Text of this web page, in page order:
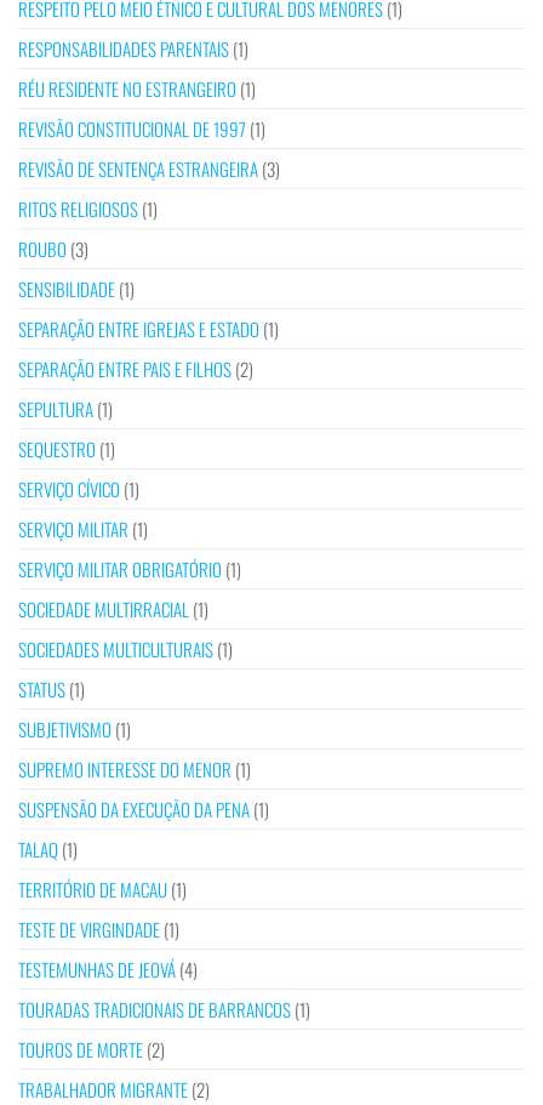
RESPEITO PELO MEIO ÉTNICO E CULTURAL DOS MENORES(1)
RESPONSABILIDADES PARENTAIS(1)
RÉU RESIDENTE NO ESTRANGEIRO (1)
REVISÃO CONSTITUCIONAL DE 1997 (1)
REVISÃO DE SENTENÇA ESTRANGEIRA(3)
RITOS RELIGIOSOS(1)
ROUBO (3)
SENSIBILIDADE(1)
SEPARAÇÃO ENTRE IGREJAS E ESTADO (1)
SEPARAÇÃO ENTRE PAIS E FILHOS(2)
SEPULTURA(1)
SEQUESTRO (1)
SERVIÇO CÍVICO (1)
SERVIÇO MILITAR (1)
SERVIÇO MILITAR OBRIGATÓRIO (1)
SOCIEDADE MULTIRRACIAL (1)
SOCIEDADES MULTICULTURAIS(1)
STATUS(1)
SUBJETIVISMO (1)
SUPREMO INTERESSE DO MENOR (1)
SUSPENSÃO DA EXECUÇÃO DA PENA(1)
TALAQ(1)
TERRITÓRIO DE MACAU(1)
TESTE DE VIRGINDADE(1)
TESTEMUNHAS DE JEOVÁ(4)
TOURADAS TRADICIONAIS DE BARRANCOS(1)
TOUROS DE MORTE(2)
TRABALHADOR MIGRANTE(2)